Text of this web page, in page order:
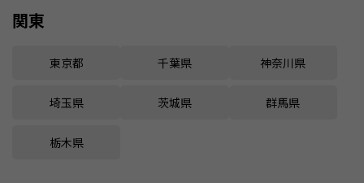
関東
東京都 千葉県 神奈川県
埼玉県 茨城県 群馬県
栃木県